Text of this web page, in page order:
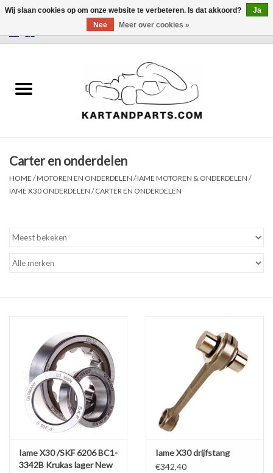
Sale
Kart Onderdelen
Laptimer
Kartbokjes en standaarden
Motoren en onderdelen
Karts
Zoek op Merk
Carter en onderdelen
HOME /MOTOREN EN ONDERDELEN /IAME MOTOREN & ONDERDELEN /
IAME X30 ONDERDELEN /CARTER EN ONDERDELEN
Iame X30 /SKF 6206 BC1-
3342B Krukas lager New
Iame X30 drijfstang
€342,40
Wij slaan cookies op om onze website te verbeteren. Is dat akkoord?
Ja
Nee
Meer over cookies »